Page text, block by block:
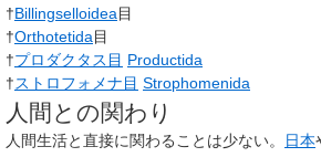
†Billingselloidea目
†Orthotetida目
†プロダクタス目 Productida
†ストロフォメナ目 Strophomenida
人間との関わり
人間生活と直接に関わることは少ない。 日本